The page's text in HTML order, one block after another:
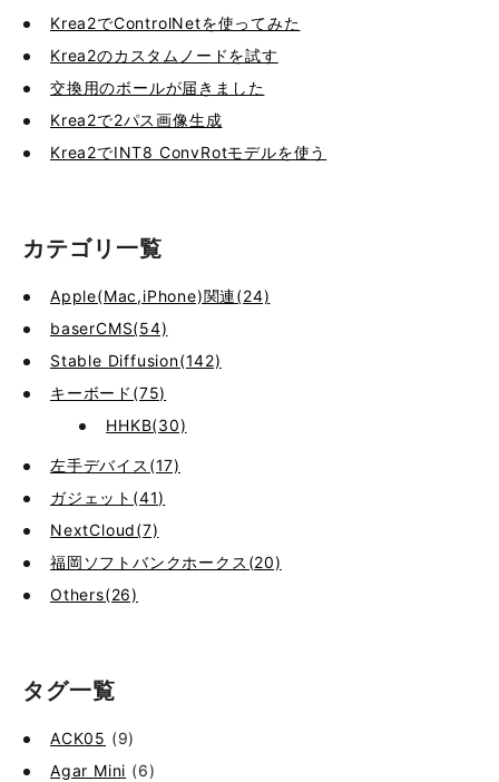
Krea2でControlNetを使ってみた
Krea2のカスタムノードを試す
交換用のボールが届きました
Krea2で2パス画像生成
Krea2でINT8 ConvRotモデルを使う
カテゴリ一覧
Apple(Mac,iPhone)関連(24)
baserCMS(54)
Stable Diffusion(142)
キーボード(75)
HHKB(30)
左手デバイス(17)
ガジェット(41)
NextCloud(7)
福岡ソフトバンクホークス(20)
Others(26)
タグ一覧
ACK05 (9)
Agar Mini (6)